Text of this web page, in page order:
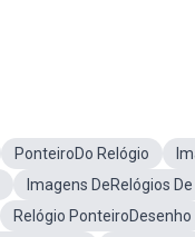
PonteiroDo Relógio
Imagens DeRelógios
Relógio PonteiroDesenho